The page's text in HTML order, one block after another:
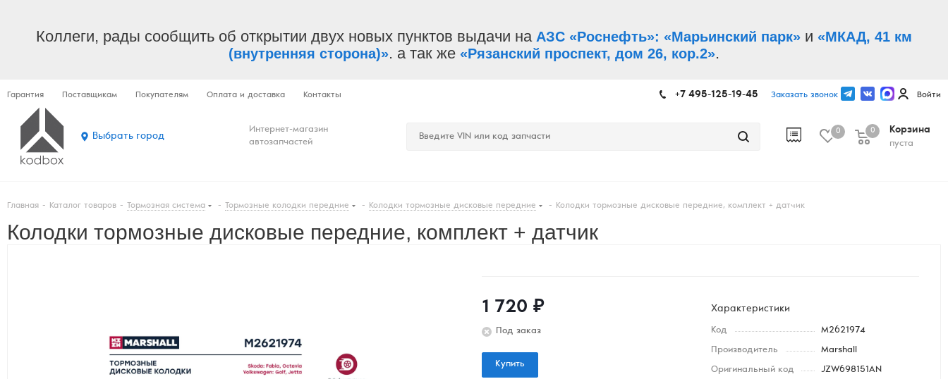
Коллеги, рады сообщить об открытии двух новых пунктов выдачи на АЗС «Роснефть»: «Марьинский парк» и «МКАД, 41 км
(внутренняя сторона)». а так же «Рязанский проспект, дом 26, кор.2».
Гарантия Поставщикам Покупателям Оплата и доставка Контакты +7 495-125-19-45 Заказать звонок Войти
Выбрать город
Интернет-магазин
автозапчастей
0
Корзина
пуста
0
Главная - Каталог товаров - Тормозная система - Тормозные колодки передние - Колодки тормозные дисковые передние - Колодки тормозные дисковые передние, комплект + датчик
Колодки тормозные дисковые передние, комплект + датчик
1 720 ₽
Под заказ
Купить
Характеристики
Код M2621974
Производитель Marshall
Оригинальный код JZW698151AN